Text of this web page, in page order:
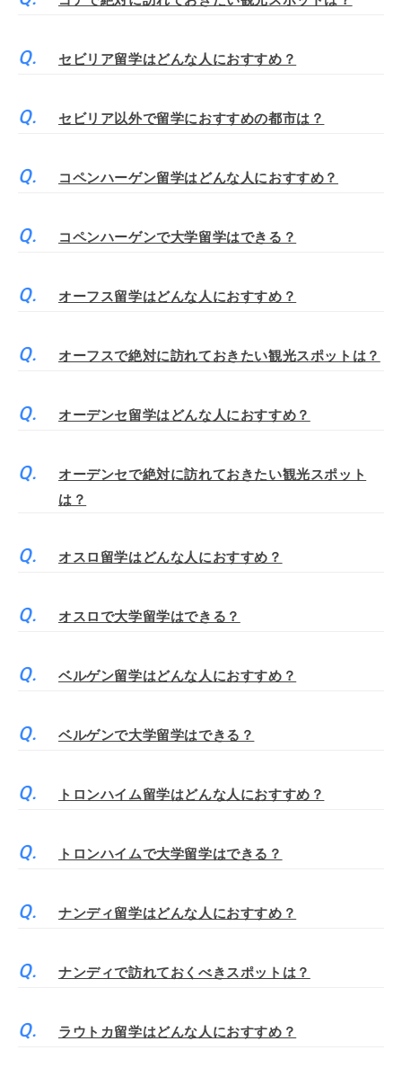
セビリア留学はどんな人におすすめ？
セビリア以外で留学におすすめの都市は？
コペンハーゲン留学はどんな人におすすめ？
コペンハーゲンで大学留学はできる？
オーフス留学はどんな人におすすめ？
オーフスで絶対に訪れておきたい観光スポットは？
オーデンセ留学はどんな人におすすめ？
オーデンセで絶対に訪れておきたい観光スポット
は？
オスロ留学はどんな人におすすめ？
オスロで大学留学はできる？
ベルゲン留学はどんな人におすすめ？
ベルゲンで大学留学はできる？
トロンハイム留学はどんな人におすすめ？
トロンハイムで大学留学はできる？
ナンディ留学はどんな人におすすめ？
ナンディで訪れておくべきスポットは？
ラウトカ留学はどんな人におすすめ？